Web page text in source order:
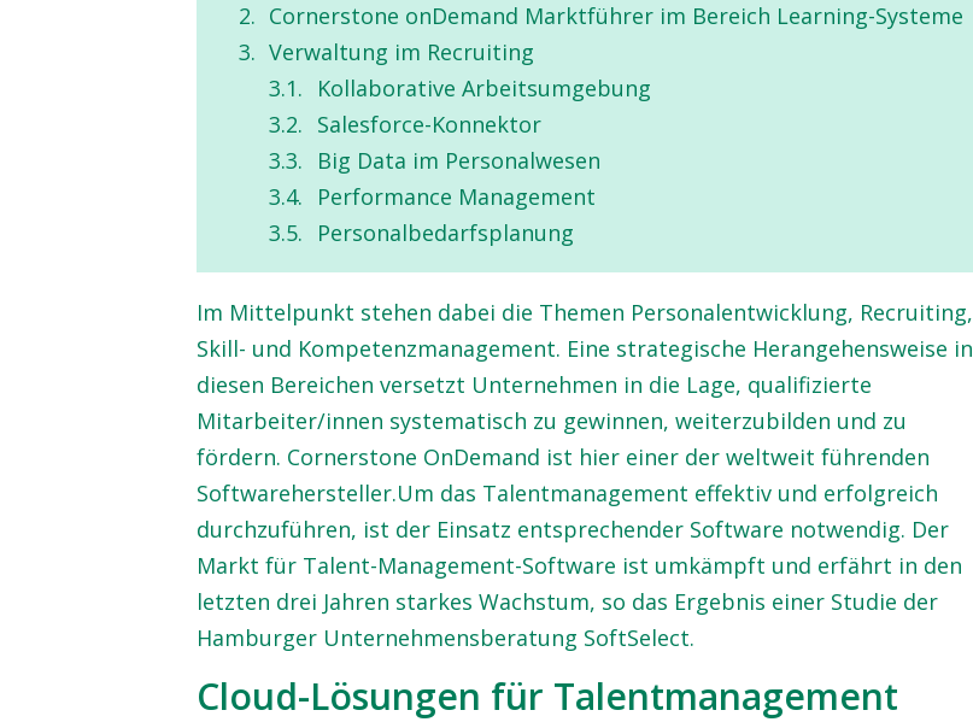
Cornerstone onDemand Marktführer im Bereich Learning-Systeme
Verwaltung im Recruiting
Kollaborative Arbeitsumgebung
Salesforce-Konnektor
Big Data im Personalwesen
Performance Management
Personalbedarfsplanung
Im Mittelpunkt stehen dabei die Themen Personalentwicklung, Recruiting,
Skill- und Kompetenzmanagement. Eine strategische Herangehensweise in
diesen Bereichen versetzt Unternehmen in die Lage, qualifizierte
Mitarbeiter/innen systematisch zu gewinnen, weiterzubilden und zu
fördern. Cornerstone OnDemand ist hier einer der weltweit führenden
Softwarehersteller.Um das Talentmanagement effektiv und erfolgreich
durchzuführen, ist der Einsatz entsprechender Software notwendig. Der
Markt für Talent-Management-Software ist umkämpft und erfährt in den
letzten drei Jahren starkes Wachstum, so das Ergebnis einer Studie der
Hamburger Unternehmensberatung SoftSelect.
Cloud-Lösungen für Talentmanagement